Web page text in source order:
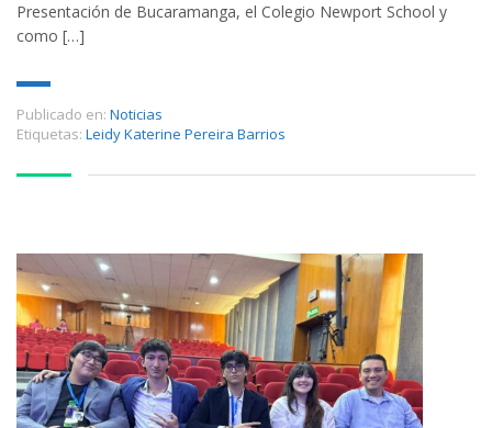
Presentación de Bucaramanga, el Colegio Newport School y
como […]
Publicado en: Noticias
Etiquetas: Leidy Katerine Pereira Barrios